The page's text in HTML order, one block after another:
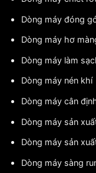
Dòng máy đóng
Dòng máy hơ
Dòng máy làm
Dòng máy nén khí
Dòng máy cân
Dòng máy sản
Dòng máy sản
Dòng máy sàng